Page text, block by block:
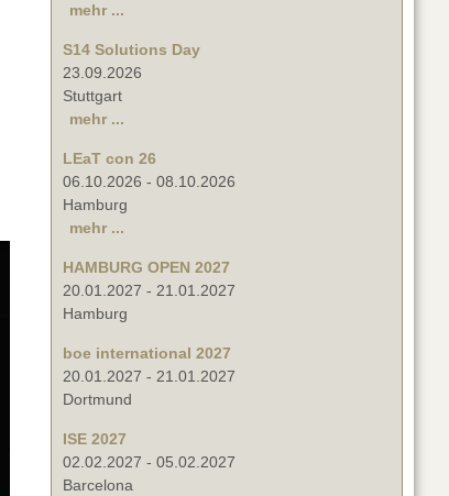
mehr ...
S14 Solutions Day
23.09.2026
Stuttgart
mehr ...
LEaT con 26
06.10.2026 - 08.10.2026
Hamburg
mehr ...
HAMBURG OPEN 2027
20.01.2027 - 21.01.2027
Hamburg
boe international 2027
20.01.2027 - 21.01.2027
Dortmund
ISE 2027
02.02.2027 - 05.02.2027
Barcelona